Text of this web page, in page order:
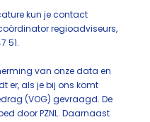
kun je contact
regioadviseurs,
51.
van onze data en
er, als je bij ons komt
(VOG) gevraagd. De
door PZNL. Daarnaast